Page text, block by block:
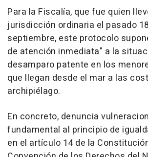
Para la Fiscalía, que fue quien
jurisdicción ordinaria el pasado
septiembre, este protocolo
de atención inmediata" a la
desamparo patente en los
que llegan desde el mar a las
archipiélago.
En concreto, denuncia
fundamental al principio de
en el artículo 14 de la